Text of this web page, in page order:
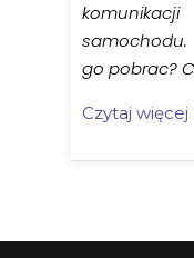
go pobrac?
Czytaj